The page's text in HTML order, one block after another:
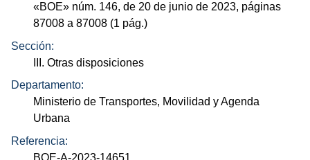
«BOE» núm. 146, de 20 de junio de 2023, páginas
87008 a 87008 (1 pág.)
Sección:
III. Otras disposiciones
Departamento:
Ministerio de Transportes, Movilidad y Agenda
Urbana
Referencia:
BOE-A-2023-14651